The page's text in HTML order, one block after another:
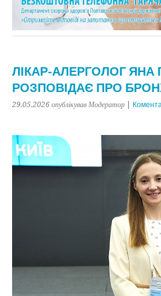
ЛІКАР-АЛЕРГОЛОГ
РОЗПОВІДАЄ ПРО
29.05.2026 опублікував Модератор